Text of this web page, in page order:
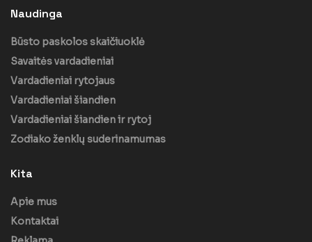
Naudinga
Būsto paskolos skaičiuoklė
Savaitės vardadieniai
Vardadieniai rytojaus
Vardadieniai šiandien
Vardadieniai šiandien ir rytoj
Zodiako ženklų suderinamumas
Kita
Apie mus
Kontaktai